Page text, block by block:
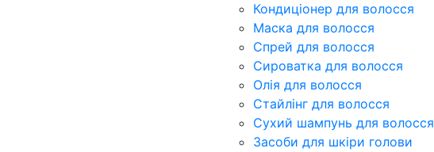
Кондиціонер для волосся
Маска для волосся
Спрей для волосся
Сироватка для волосся
Олія для волосся
Стайлінг для волосся
Сухий шампунь для волосся
Засоби для шкіри голови